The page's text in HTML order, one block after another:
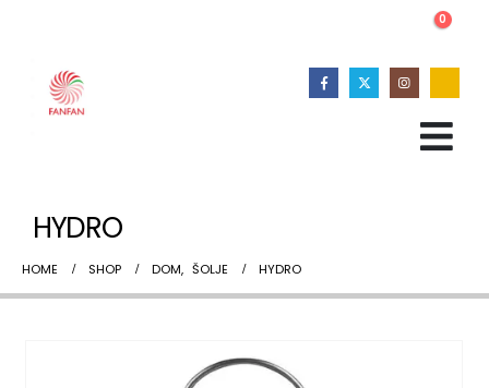
0
HYDRO
HOME SHOP DOM, ŠOLJE HYDRO